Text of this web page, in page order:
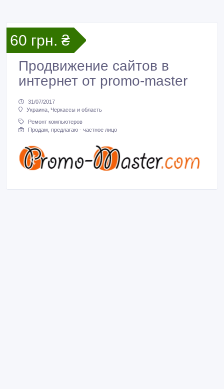
60 грн. ₴
Продвижение сайтов в
интернет от promo-master
31/07/2017
Украина, Черкассы и область
Ремонт компьютеров
Продам, предлагаю - частное лицо